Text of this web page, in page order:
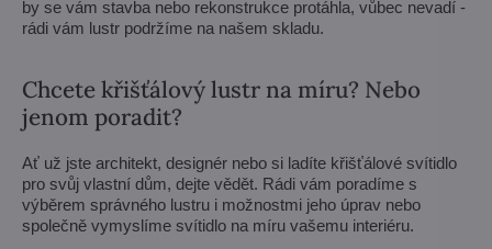
by se vám stavba nebo rekonstrukce protáhla, vůbec nevadí -
rádi vám lustr podržíme na našem skladu.
Chcete křišťálový lustr na míru? Nebo
jenom poradit?
Ať už jste architekt, designér nebo si ladíte křišťálové svítidlo
pro svůj vlastní dům, dejte vědět. Rádi vám poradíme s
výběrem správného lustru i možnostmi jeho úprav nebo
společně vymyslíme svítidlo na míru vašemu interiéru.